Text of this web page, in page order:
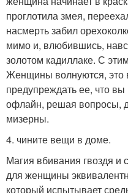
проглотила змея,
насмерть забил
мимо и, влюбившись,
золотом кадиллаке. С
Женщины волнуются, это
предупреждать ее, что
офлайн, решая вопросы,
мизерны.
4. чините вещи в доме.
Магия вбивания гвоздя и
для женщины
который испытывает